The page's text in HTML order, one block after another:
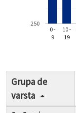
0 -
9
10 -
19
250
Grupa de
varsta